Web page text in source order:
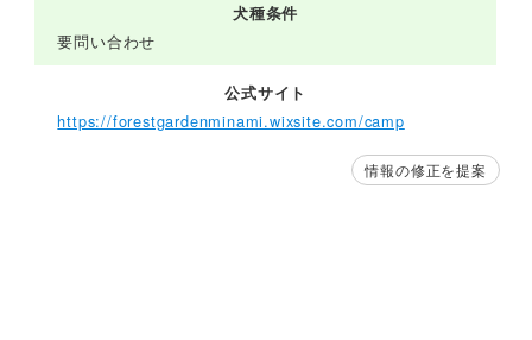
犬種条件
要問い合わせ
公式サイト
https://forestgardenminami.wixsite.com/camp
情報の修正を提案